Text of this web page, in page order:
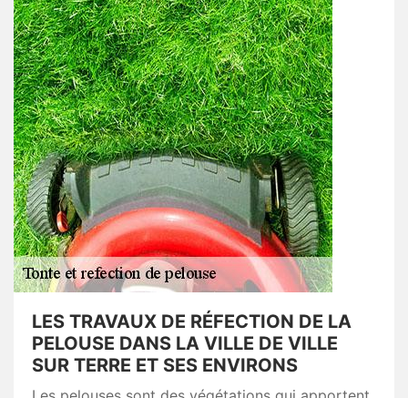
LES TRAVAUX DE RÉFECTION DE LA
PELOUSE DANS LA VILLE DE VILLE
SUR TERRE ET SES ENVIRONS